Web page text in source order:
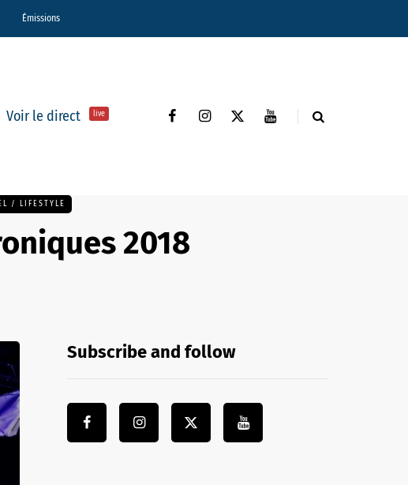
Émissions
Voir le direct live
/ LIFESTYLE
2018
Subscribe and follow